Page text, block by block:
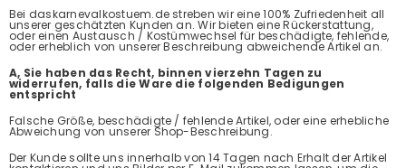
Bei daskarnevalkostuem.de streben wir eine 100% Zufriedenheit all
unserer geschätzten Kunden an. Wir bieten eine Rückerstattung,
oder einen Austausch / Kostümwechsel für beschädigte, fehlende,
oder erheblich von unserer Beschreibung abweichende Artikel an.
A, Sie haben das Recht, binnen vierzehn Tagen zu
widerrufen, falls die Ware die folgenden Bedigungen
entspricht
Falsche Größe, beschädigte / fehlende Artikel, oder eine erhebliche
Abweichung von unserer Shop-Beschreibung.
Der Kunde sollte uns innerhalb von 14 Tagen nach Erhalt der Artikel